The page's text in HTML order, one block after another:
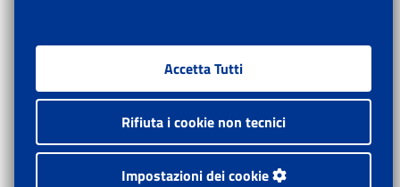
Accetta Tutti
Rifiuta i cookie non tecnici
Impostazioni dei cookie